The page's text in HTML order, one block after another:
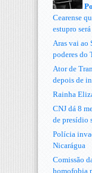
Cearense
estupro
Aras vai ao
poderes do
Ator de
depois de
Rainha
CNJ dá 8
de presídio
Polícia
Nicarágua
Comissão
homofobia